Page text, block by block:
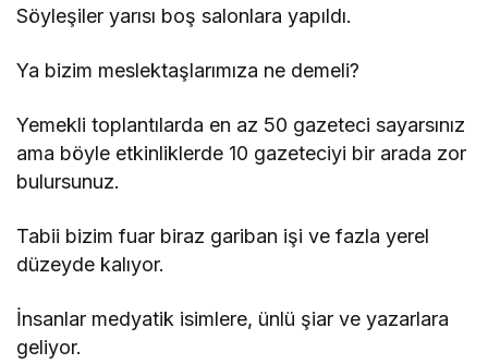
Söyleşiler yarısı boş salonlara yapıldı.
Ya bizim meslektaşlarımıza ne demeli?
Yemekli toplantılarda en az 50 gazeteci sayarsınız
ama böyle etkinliklerde 10 gazeteciyi bir arada zor
bulursunuz.
Tabii bizim fuar biraz gariban işi ve fazla yerel
düzeyde kalıyor.
İnsanlar medyatik isimlere, ünlü şiar ve yazarlara
geliyor.